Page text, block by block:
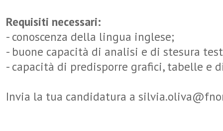
Requisiti necessari:
- conoscenza della lingua inglese;
- buone capacità di analisi e di stesura
- capacità di predisporre grafici, tabelle e
Invia la tua candidatura a